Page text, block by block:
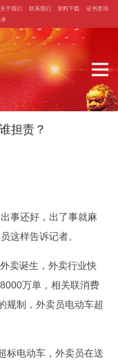
关于我们 联系我们 资料下载
证书查询
担责？
事还好，出了事就麻
这样告诉记者。
卖诞生，外卖行业快
万单，相关联消费
规制，外卖员电动车超
标电动车，外卖员在送